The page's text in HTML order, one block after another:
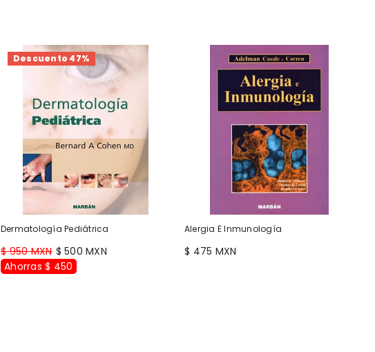
Descuento 47%
Dermatología Pediátrica
$ 950 MXN $ 500 MXN
Ahorras $ 450
Alergia E Inmunología
$ 475 MXN